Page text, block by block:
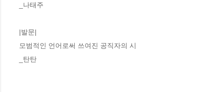
_나태주
|발문|
모범적인 언어로써 쓰여진 공직자의 시
_탄탄